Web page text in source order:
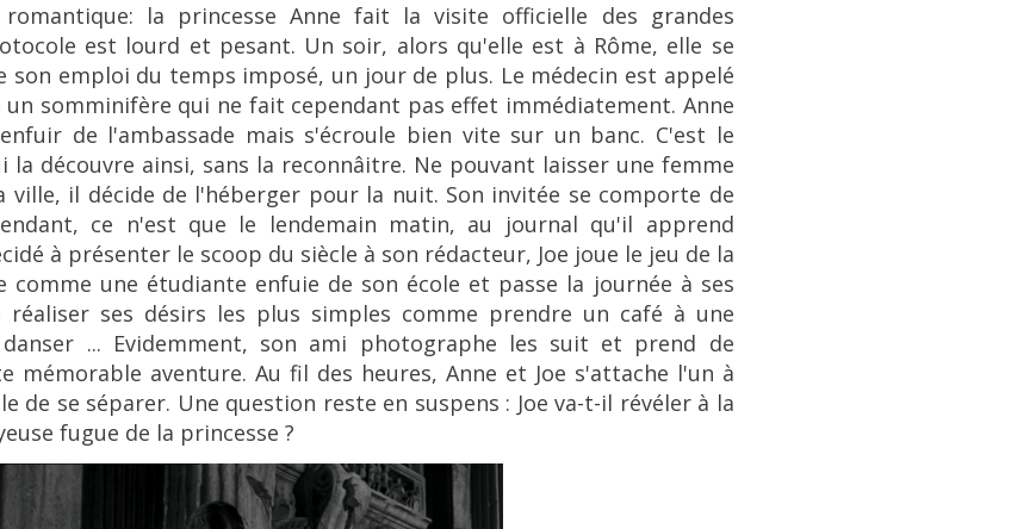
: la princesse Anne fait la visite officielle des grandes
est lourd et pesant. Un soir, alors qu'elle est à Rôme, elle se
son emploi du temps imposé, un jour de plus. Le médecin est appelé
somminifère qui ne fait cependant pas effet immédiatement. Anne
de l'ambassade mais s'écroule bien vite sur un banc. C'est le
la découvre ainsi, sans la reconnâitre. Ne pouvant laisser une femme
ville, il décide de l'héberger pour la nuit. Son invitée se comporte de
ce n'est que le lendemain matin, au journal qu'il apprend
à présenter le scoop du siècle à son rédacteur, Joe joue le jeu de la
comme une étudiante enfuie de son école et passe la journée à ses
ses désirs les plus simples comme prendre un café à une
... Evidemment, son ami photographe les suit et prend de
mémorable aventure. Au fil des heures, Anne et Joe s'attache l'un à
de se séparer. Une question reste en suspens : Joe va-t-il révéler à la
fugue de la princesse ?